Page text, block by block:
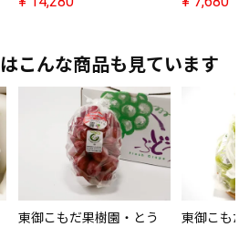
こんな商品も見ています
東御こもだ果樹園・とう
東御こも